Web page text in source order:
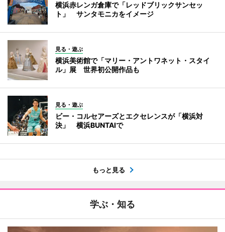
横浜赤レンガ倉庫で「レッドブリックサンセッ
ト」 サンタモニカをイメージ
見る・遊ぶ
横浜美術館で「マリー・アントワネット・スタイ
ル」展 世界初公開作品も
見る・遊ぶ
ビー・コルセアーズとエクセレンスが「横浜対
決」 横浜BUNTAIで
もっと見る
学ぶ・知る